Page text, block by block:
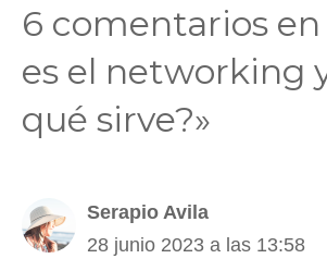
6 comentarios en
es el networking
qué sirve?»
Serapio Avila
28 junio 2023 a las 13:58